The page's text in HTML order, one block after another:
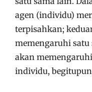
agen (individu)
terpisahkan;
memengaruhi
akan
individu,